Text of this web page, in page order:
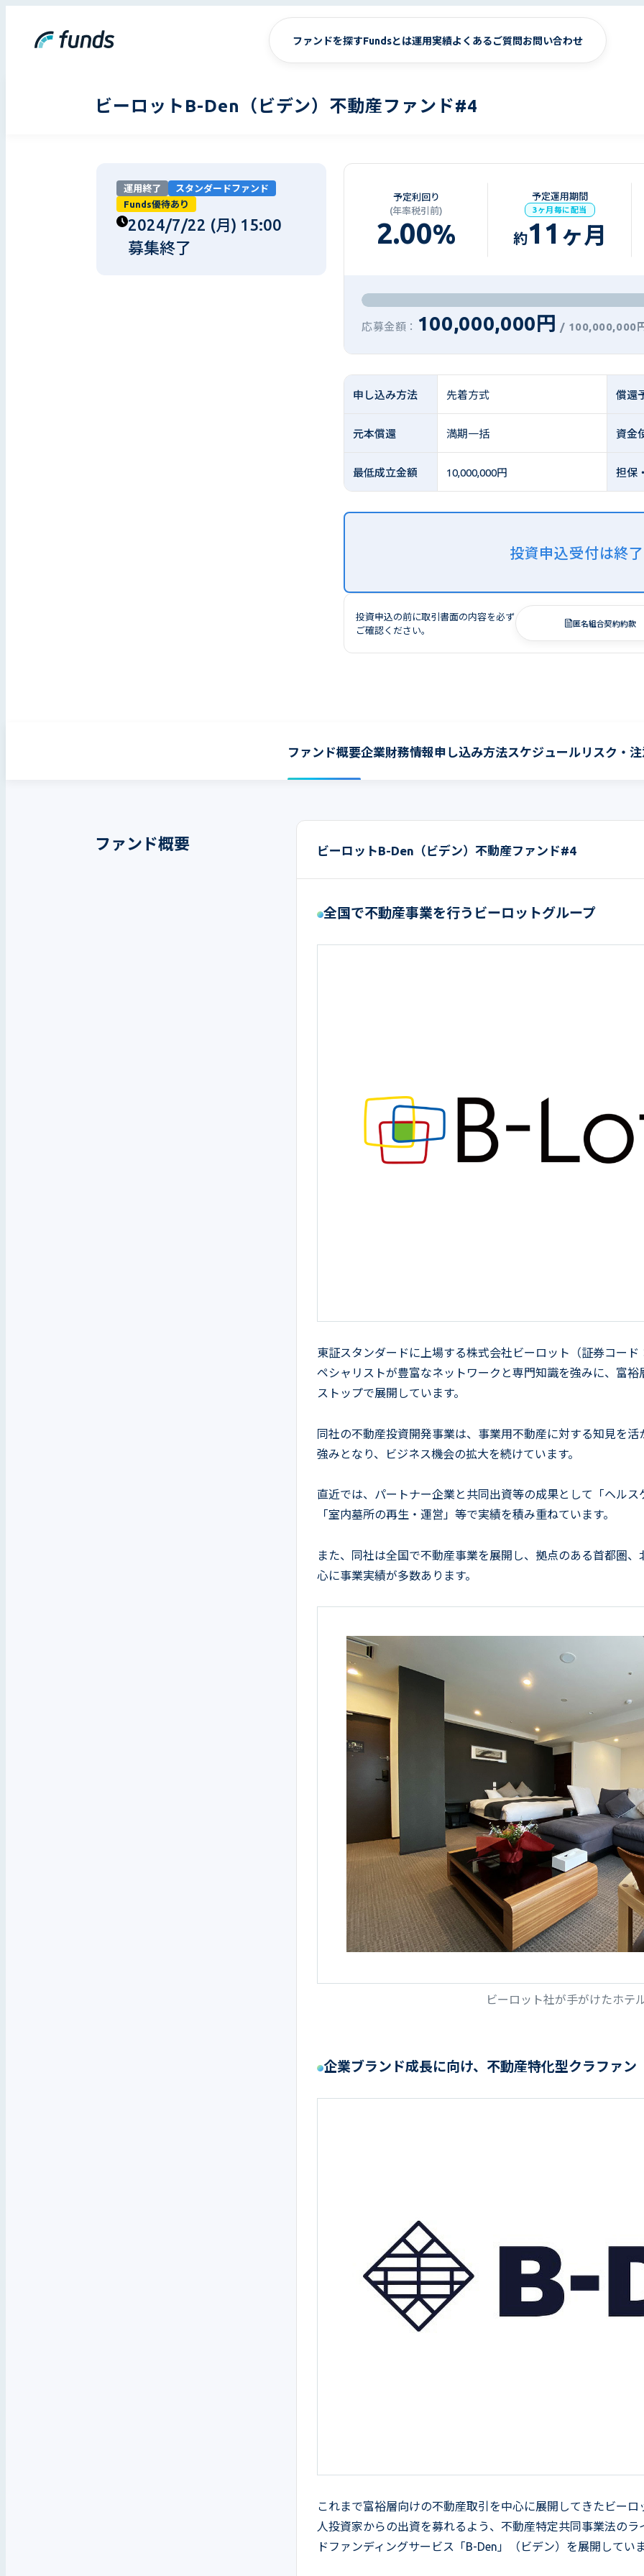
ファンドを探すFundsとは運用実績よくあるご質問お問い合わせ
ビーロットB-Den（ビデン）不動産ファンド#4
運用終了
スタンダードファンド
Funds優待あり
2024/7/22 (月) 15:00
募集終了
予定利回り
(年率税引前)
2.00%
予定運用期間
3ヶ月毎に配当
約11 ヶ月
応募金額： 100,000,000円 / 100,000,000
申し込み方法 先着方式 償還
元本償還 満期一括 資金
最低成立金額 10,000,000円 担保
投資申込受付は終
投資申込の前に取引書面の内容を必ず
ご確認ください。
匿名組合契約約款
ファンド概要企業財務情報申し込み方法スケジュールリスク・
ファンド概要 ビーロットB-Den（ビデン）不動産ファンド#4
全国で不動産事業を行うビーロットグループ
東証スタンダードに上場する株式会社ビーロット（証券コー
ペシャリストが豊富なネットワークと専門知識を強みに、富
ストップで展開しています。
同社の不動産投資開発事業は、事業用不動産に対する知見を
強みとなり、ビジネス機会の拡大を続けています。
直近では、パートナー企業と共同出資等の成果として「ヘル
「室内墓所の再生・運営」等で実績を積み重ねています。
また、同社は全国で不動産事業を展開し、拠点のある首都圏
心に事業実績が多数あります。
ビーロット社が手がけたホテ
企業ブランド成長に向け、不動産特化型クラファ
これまで富裕層向けの不動産取引を中心に展開してきたビー
人投資家からの出資を募れるよう、不動産特定共同事業法の
ドファンディングサービス「B-Den」（ビデン）を展開して